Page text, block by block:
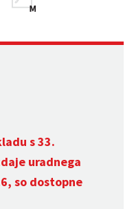
s 33.
uradnega
so dostopne